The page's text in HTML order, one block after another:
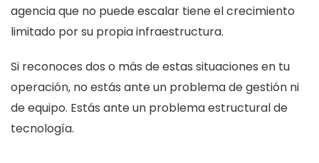
agencia que no puede escalar tiene el crecimiento
limitado por su propia infraestructura.
Si reconoces dos o más de estas situaciones en tu
operación, no estás ante un problema de gestión ni
de equipo. Estás ante un problema estructural de
tecnología.